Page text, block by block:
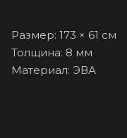
Размер: 173 × 61 см
Толщина: 8 мм
Материал: ЭВА